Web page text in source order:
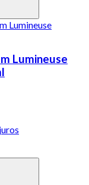
Lumineuse